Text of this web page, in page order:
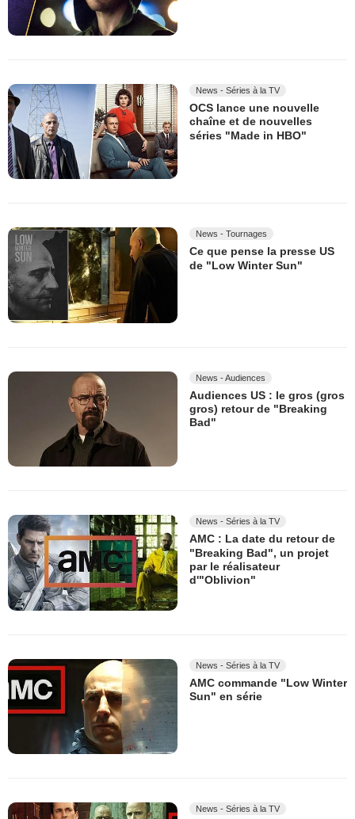
News - Séries à la TV
OCS lance une nouvelle
chaîne et de nouvelles
séries "Made in HBO"
News - Tournages
Ce que pense la presse US
de "Low Winter Sun"
News - Audiences
Audiences US : le gros (gros
gros) retour de "Breaking
Bad"
News - Séries à la TV
AMC : La date du retour de
"Breaking Bad", un projet
par le réalisateur
d'"Oblivion"
News - Séries à la TV
AMC commande "Low Winter
Sun" en série
News - Séries à la TV